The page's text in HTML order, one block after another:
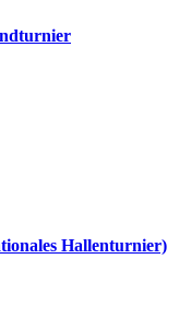
Hallenturnier)